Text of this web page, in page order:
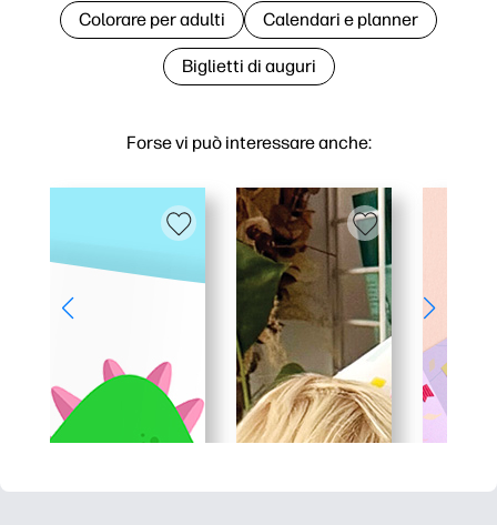
Forse vi può interessare anche:
Colorare per adulti Calendari e planner
Biglietti di auguri